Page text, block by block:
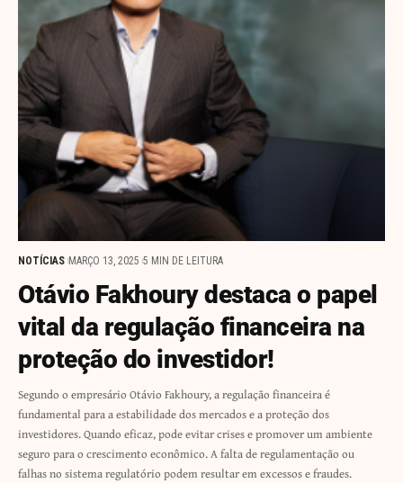
NOTÍCIAS MARÇO 13, 2025 5 MIN DE LEITURA
Otávio Fakhoury destaca o papel
vital da regulação financeira na
proteção do investidor!
Segundo o empresário Otávio Fakhoury, a regulação financeira é
fundamental para a estabilidade dos mercados e a proteção dos
investidores. Quando eficaz, pode evitar crises e promover um ambiente
seguro para o crescimento econômico. A falta de regulamentação ou
falhas no sistema regulatório podem resultar em excessos e fraudes.